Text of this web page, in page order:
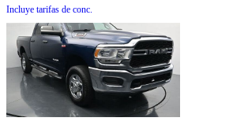
Incluye tarifas de conc.